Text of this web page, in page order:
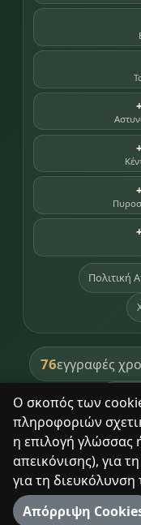
Ο σκοπός των
πληροφοριών
η επιλογή γλώσσας
απεικόνισης), για
για τη διευκόλυνση
Απόρριψη
Πολιτική
76εγγραφές
391
8
Με σεβασμό
© 2025 Δημητσάνα.